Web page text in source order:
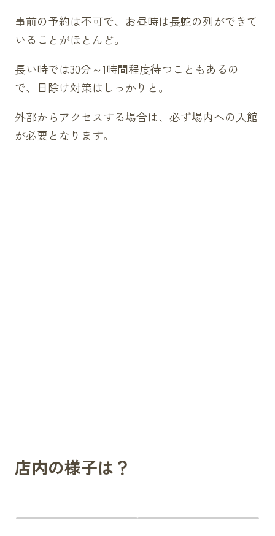
事前の予約は不可で、お昼時は長蛇の列ができて
いることがほとんど。
長い時では30分～1時間程度待つこともあるの
で、日除け対策はしっかりと。
外部からアクセスする場合は、必ず場内への入館
が必要となります。
店内の様子は？